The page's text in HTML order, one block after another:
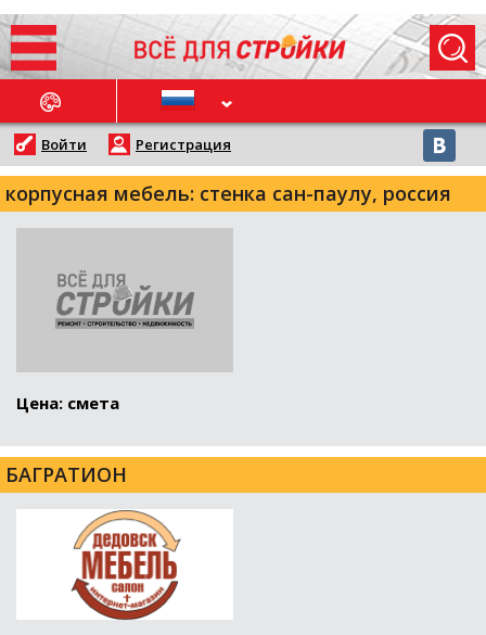
НОВОСТИ
Войти Регистрация
корпусная мебель: стенка сан-паулу, россия
Цена: смета
БАГРАТИОН